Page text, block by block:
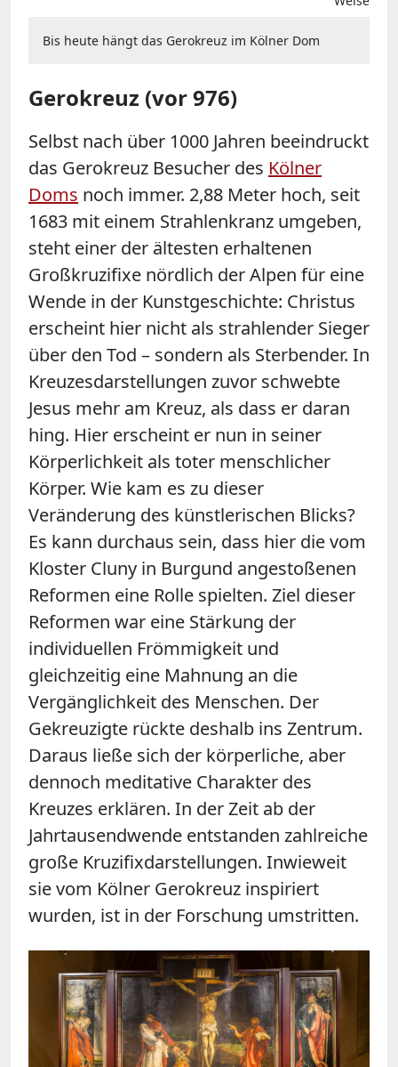
Bis heute hängt das Gerokreuz im Kölner Dom
Gerokreuz (vor 976)
Selbst nach über 1000 Jahren beeindruckt
das Gerokreuz Besucher des Kölner
Doms noch immer. 2,88 Meter hoch, seit
1683 mit einem Strahlenkranz umgeben,
steht einer der ältesten erhaltenen
Großkruzifixe nördlich der Alpen für eine
Wende in der Kunstgeschichte: Christus
erscheint hier nicht als strahlender Sieger
über den Tod – sondern als Sterbender. In
Kreuzesdarstellungen zuvor schwebte
Jesus mehr am Kreuz, als dass er daran
hing. Hier erscheint er nun in seiner
Körperlichkeit als toter menschlicher
Körper. Wie kam es zu dieser
Veränderung des künstlerischen Blicks?
Es kann durchaus sein, dass hier die vom
Kloster Cluny in Burgund angestoßenen
Reformen eine Rolle spielten. Ziel dieser
Reformen war eine Stärkung der
individuellen Frömmigkeit und
gleichzeitig eine Mahnung an die
Vergänglichkeit des Menschen. Der
Gekreuzigte rückte deshalb ins Zentrum.
Daraus ließe sich der körperliche, aber
dennoch meditative Charakter des
Kreuzes erklären. In der Zeit ab der
Jahrtausendwende entstanden zahlreiche
große Kruzifixdarstellungen. Inwieweit
sie vom Kölner Gerokreuz inspiriert
wurden, ist in der Forschung umstritten.